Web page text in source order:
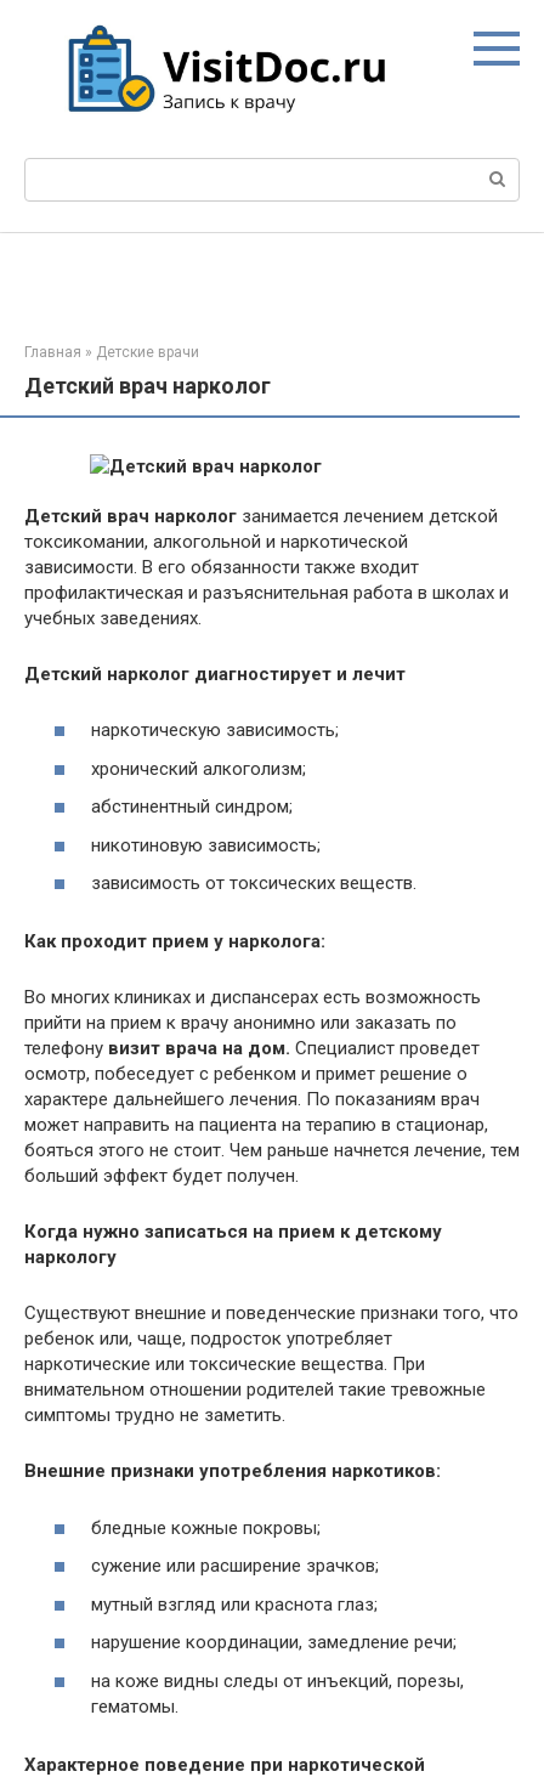
Поиск:
Главная » Детские врачи
Детский врач нарколог
Детский врач нарколог занимается лечением детской
токсикомании, алкогольной и наркотической
зависимости. В его обязанности также входит
профилактическая и разъяснительная работа в школах и
учебных заведениях.
Детский нарколог диагностирует и лечит
наркотическую зависимость;
хронический алкоголизм;
абстинентный синдром;
никотиновую зависимость;
зависимость от токсических веществ.
Как проходит прием у нарколога:
Во многих клиниках и диспансерах есть возможность
прийти на прием к врачу анонимно или заказать по
телефону визит врача на дом. Специалист проведет
осмотр, побеседует с ребенком и примет решение о
характере дальнейшего лечения. По показаниям врач
может направить на пациента на терапию в стационар,
бояться этого не стоит. Чем раньше начнется лечение, тем
больший эффект будет получен.
Когда нужно записаться на прием к детскому
наркологу
Существуют внешние и поведенческие признаки того, что
ребенок или, чаще, подросток употребляет
наркотические или токсические вещества. При
внимательном отношении родителей такие тревожные
симптомы трудно не заметить.
Внешние признаки употребления наркотиков:
бледные кожные покровы;
сужение или расширение зрачков;
мутный взгляд или краснота глаз;
нарушение координации, замедление речи;
на коже видны следы от инъекций, порезы,
гематомы.
Характерное поведение при наркотической